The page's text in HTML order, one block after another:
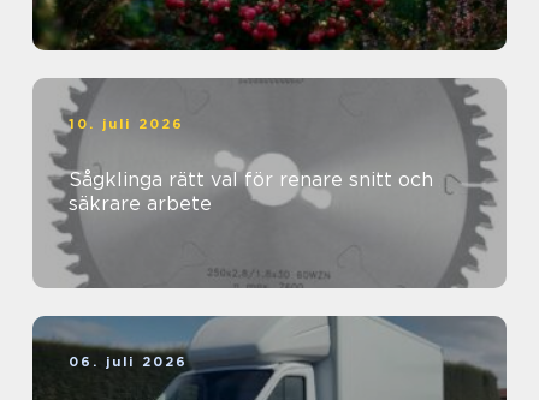
10. juli 2026
Sågklinga rätt val för renare snitt och
säkrare arbete
06. juli 2026